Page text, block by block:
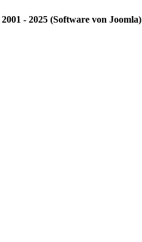
2001 - 2025 (Software von Joomla)